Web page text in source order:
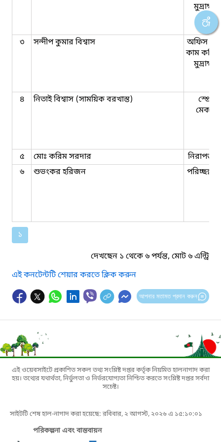
৩ সন্দীপ কুমার বিশ্বাস
অফিস
কাম
৪ নিতাই বিশ্বাস (সাময়িক বরখাস্ত)
৫ মোঃ করিম সরদার
নিরাপত্তা
৬
শুভংকর হরিজন পরিচ্ছন্নতা
১
দেখছেন ১ থেকে ৬ পর্যন্ত, মোট ৬ এন্ট্রি
এই কনটেন্টটি শেয়ার করতে ক্লিক করুন
আপনার মতামত প্রদান করুন
এই ওয়েবসাইটে প্রকাশিত সকল তথ্য সংশ্লিষ্ট দপ্তর কর্তৃক নিয়মিত হালনাগাদ করা
হয়। তথ্যের যথার্থতা, নির্ভুলতা ও নির্ভরযোগ্যতা নিশ্চিত করতে সংশ্লিষ্ট দপ্তর সর্বদা
সচেষ্ট।
সাইটটি শেষ হাল-নাগাদ করা হয়েছে: রবিবার, ২ আগস্ট, ২০২৬ এ ১৫:১০:০১
পরিকল্পনা এবং বাস্তবায়ন